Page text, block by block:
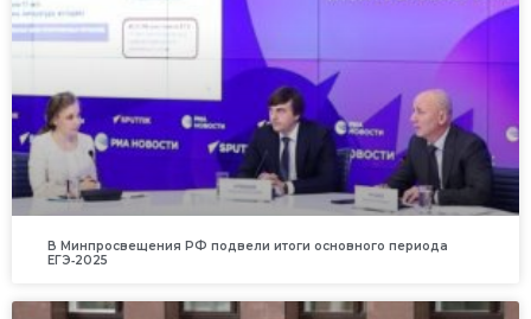
В Минпросвещения РФ подвели итоги основного периода
ЕГЭ‑2025